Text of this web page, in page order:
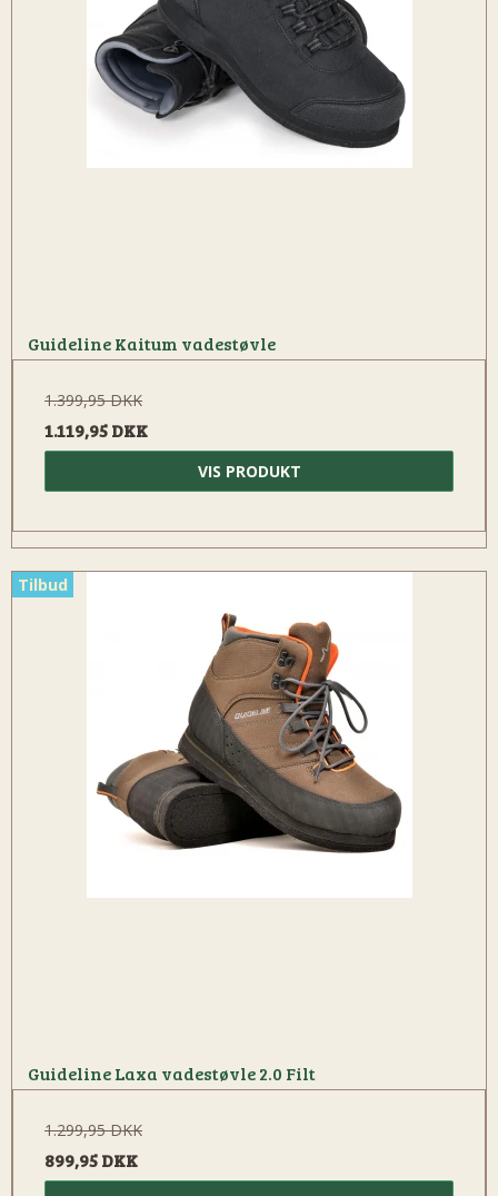
Guideline Kaitum vadestøvle
1.399,95 DKK
1.119,95 DKK
VIS PRODUKT
Tilbud
Guideline Laxa vadestøvle 2.0 Filt
1.299,95 DKK
899,95 DKK